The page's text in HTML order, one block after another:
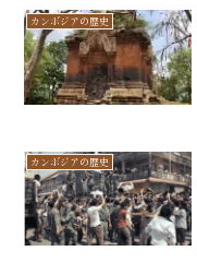
カンボジアの歴史
カンボジアの歴史